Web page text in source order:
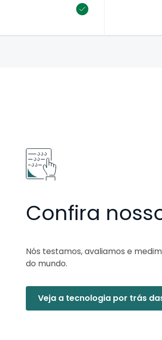
Confira
Nós testamos, avaliamos e
do mundo.
Veja a tecnologia por trás